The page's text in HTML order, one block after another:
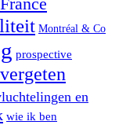
Montréal & Co
prospective
vergeten
en
wie ik ben